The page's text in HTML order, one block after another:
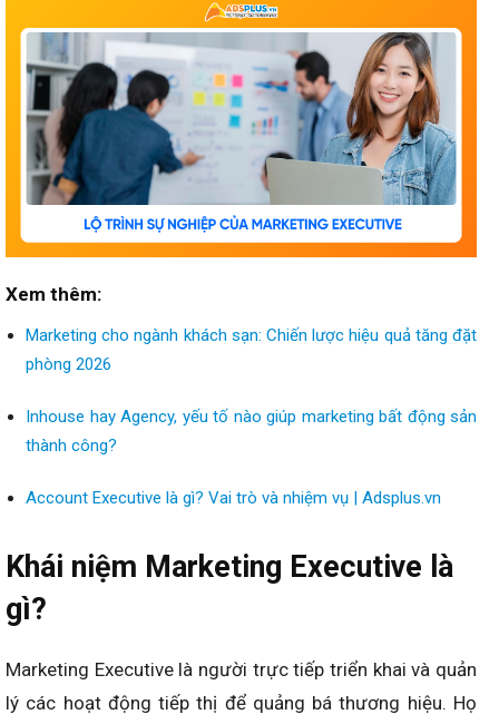
Xem thêm:
Marketing cho ngành khách sạn: Chiến lược hiệu quả tăng đặt
phòng 2026
Inhouse hay Agency, yếu tố nào giúp marketing bất động sản
thành công?
Account Executive là gì? Vai trò và nhiệm vụ | Adsplus.vn
Khái niệm Marketing Executive là
gì?
Marketing Executive là người trực tiếp triển khai và quản
lý các hoạt động tiếp thị để quảng bá thương hiệu. Họ